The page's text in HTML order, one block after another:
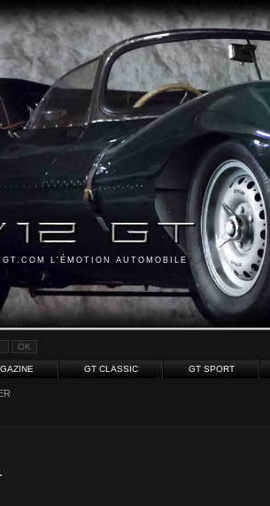
GT.COM L'ÉMOTION AUTOMOBILE
GT CLASSIC GT SPORT